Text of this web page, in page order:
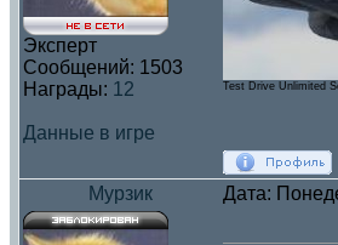
Эксперт
Сообщений: 1503
Награды: 12
Данные в игре
Test Drive Unlimited
Мурзик Дата: